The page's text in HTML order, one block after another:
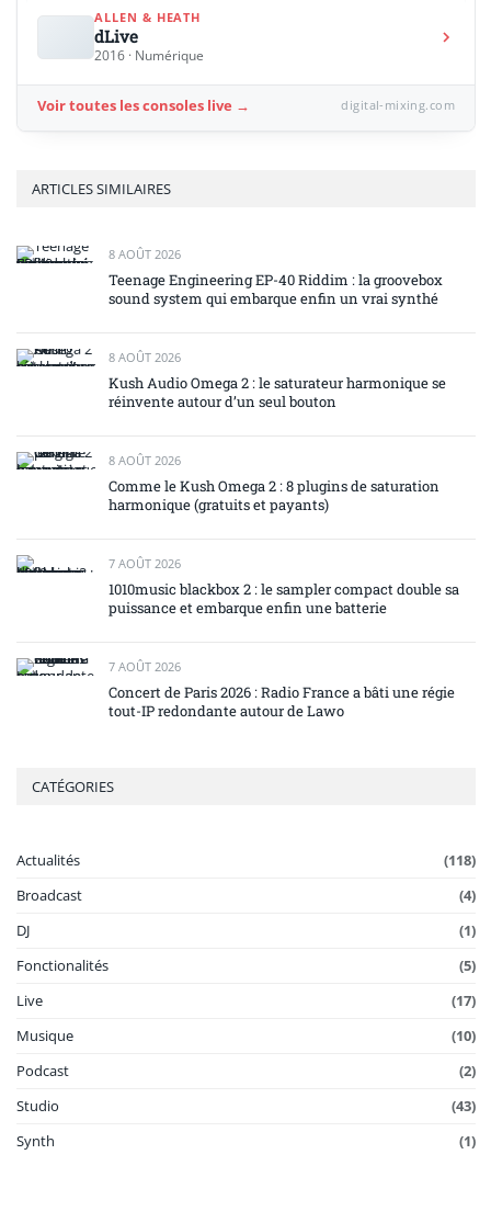
ALLEN & HEATH
dLive
2016 · Numérique
Voir toutes les consoles live → digital-mixing.com
ARTICLES SIMILAIRES
8 AOÛT 2026
Teenage Engineering EP-40 Riddim : la groovebox
sound system qui embarque enfin un vrai synthé
8 AOÛT 2026
Kush Audio Omega 2 : le saturateur harmonique se
réinvente autour d’un seul bouton
8 AOÛT 2026
Comme le Kush Omega 2 : 8 plugins de saturation
harmonique (gratuits et payants)
7 AOÛT 2026
1010music blackbox 2 : le sampler compact double sa
puissance et embarque enfin une batterie
7 AOÛT 2026
Concert de Paris 2026 : Radio France a bâti une régie
tout-IP redondante autour de Lawo
CATÉGORIES
Actualités
(118)
Broadcast
(4)
DJ
(1)
Fonctionalités
(5)
Live
(17)
Musique
(10)
Podcast
(2)
Studio
(43)
Synth
(1)